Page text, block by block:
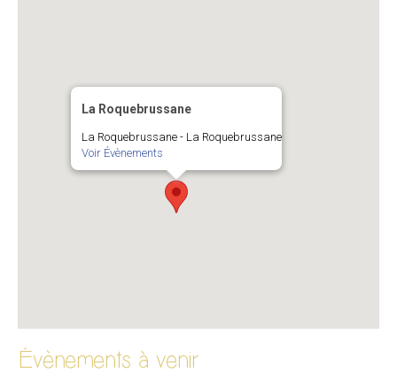
La Roquebrussane
La Roquebrussane - La Roquebrussane
Voir Évènements
Évènements à venir